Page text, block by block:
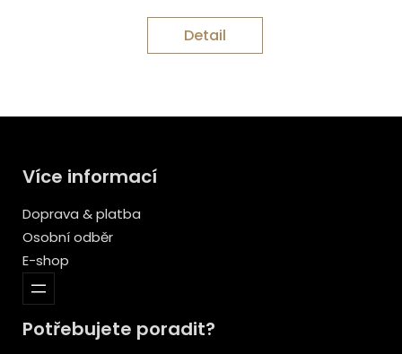
Detail
Více informací
Doprava & platba
Osobní odběr
E-shop
Potřebujete poradit?